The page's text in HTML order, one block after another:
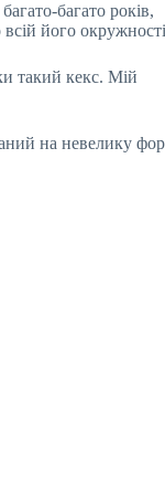
багато років,
його
такий кекс. Мій
на невелику